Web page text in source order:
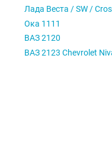
Лада Веста / SW /
Ока 1111
ВАЗ 2120
ВАЗ 2123 Chevrolet